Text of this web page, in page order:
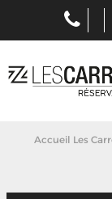
Accueil Les